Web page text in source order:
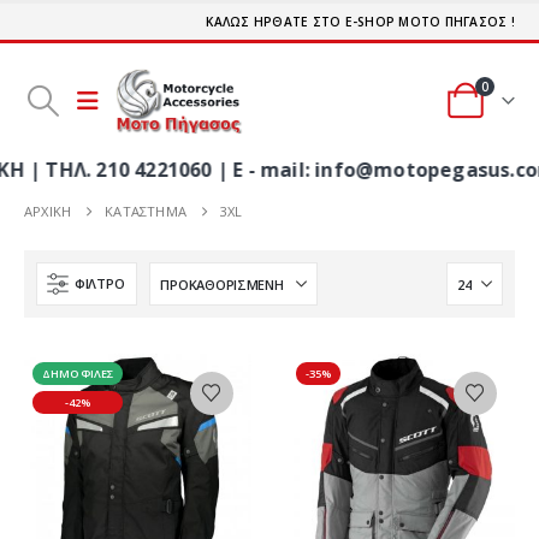
ΚΑΛΩΣ ΗΡΘΑΤΕ ΣΤΟ E-SHOP ΜΟΤΟ ΠΗΓΑΣΟΣ !
0
| E - mail: info@motopegasus.com |
ΑΡΧΙΚΉ ΚΑΤΆΣΤΗΜΑ 3XL
ΦΊΛΤΡΟ
ΔΗΜΟΦΙΛΈΣ
-42%
-35%